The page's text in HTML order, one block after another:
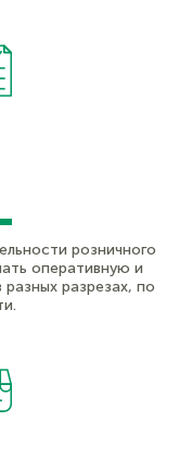
розничного
оперативную и
разрезах, по